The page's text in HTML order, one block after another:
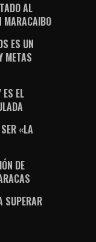
AL
MARACAIBO
ES UN
METAS
EL
«LA
DE
SUPERAR